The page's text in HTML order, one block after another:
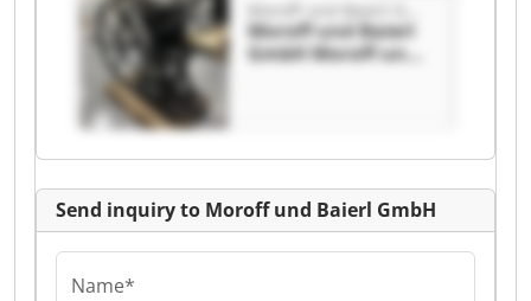
Moroff und Baierl
GmbH Moroff und
Send inquiry to Moroff und Baierl GmbH
Name*